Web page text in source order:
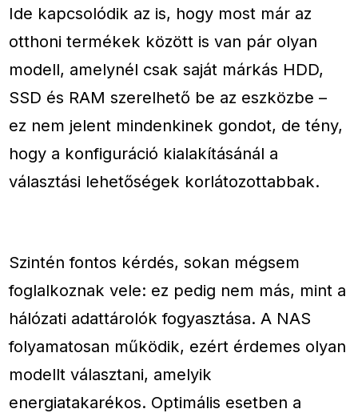
Ide kapcsolódik az is, hogy most már az
otthoni termékek között is van pár olyan
modell, amelynél csak saját márkás HDD,
SSD és RAM szerelhető be az eszközbe –
ez nem jelent mindenkinek gondot, de tény,
hogy a konfiguráció kialakításánál a
választási lehetőségek korlátozottabbak.
Szintén fontos kérdés, sokan mégsem
foglalkoznak vele: ez pedig nem más, mint a
hálózati adattárolók fogyasztása. A NAS
folyamatosan működik, ezért érdemes olyan
modellt választani, amelyik
energiatakarékos. Optimális esetben a